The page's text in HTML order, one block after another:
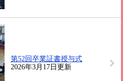
第52回卒業証書授与式
2026年3月17日更新